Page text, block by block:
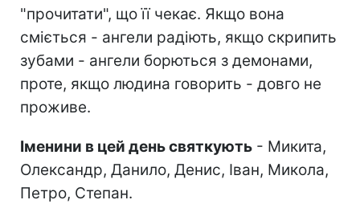
"прочитати", що її чекає. Якщо вона
сміється - ангели радіють, якщо скрипить
зубами - ангели борються з демонами,
проте, якщо людина говорить - довго не
проживе.
Іменини в цей день святкують - Микита,
Олександр, Данило, Денис, Іван, Микола,
Петро, Степан.